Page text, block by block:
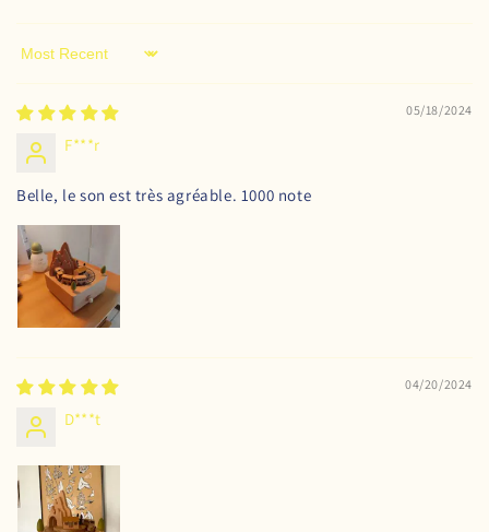
Sort by
05/18/2024
F***r
Belle, le son est très agréable. 1000 note
04/20/2024
D***t